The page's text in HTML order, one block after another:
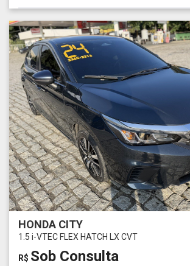
HONDA CITY
1.5 i-VTEC FLEX HATCH LX CVT
R$ Sob Consulta